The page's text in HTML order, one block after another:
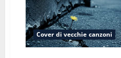
Cover di vecchie canzoni